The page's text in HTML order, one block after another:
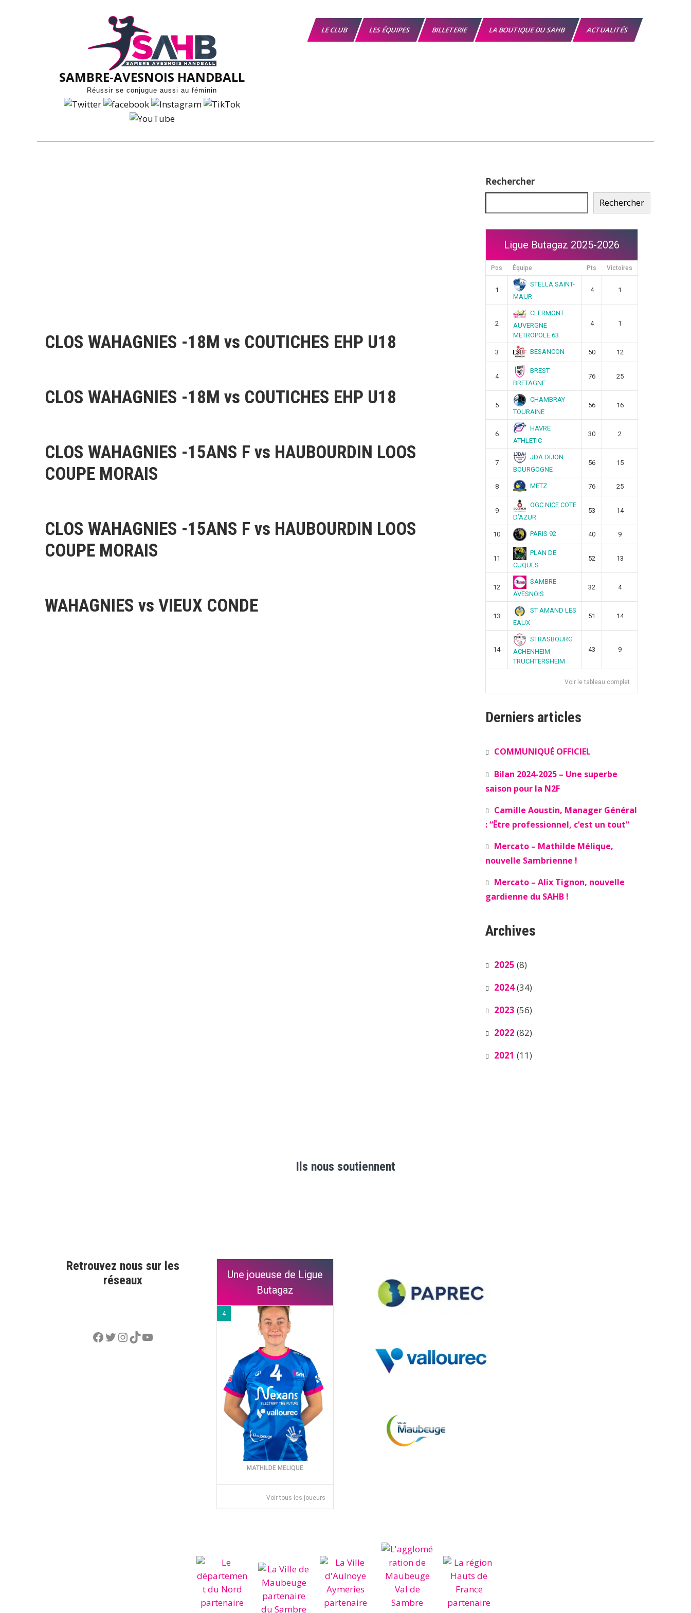
SAMBRE-AVESNOIS HANDBALL
Réussir se conjugue aussi au féminin
LE CLUB LES ÉQUIPES BILLETERIE LA BOUTIQUE DU SAHB ACTUALITÉS
CLOS WAHAGNIES -18M vs COUTICHES EHP U18
CLOS WAHAGNIES -18M vs COUTICHES EHP U18
CLOS WAHAGNIES -15ANS F vs HAUBOURDIN LOOS
COUPE MORAIS
CLOS WAHAGNIES -15ANS F vs HAUBOURDIN LOOS
COUPE MORAIS
WAHAGNIES vs VIEUX CONDE
Rechercher
Rechercher
Ligue Butagaz 2025-2026
Pos Équipe Pts Victoires
1
STELLA SAINT-
MAUR
4 1
2
CLERMONT
AUVERGNE
METROPOLE 63
4 1
3 BESANCON 50 12
4
BREST
BRETAGNE
76 25
5
CHAMBRAY
TOURAINE
56 16
6
HAVRE
ATHLETIC
30 2
7
JDA DIJON
BOURGOGNE
56 15
8 METZ 76 25
9
OGC NICE COTE
D’AZUR
53 14
10 PARIS 92 40 9
11
PLAN DE
CUQUES
52 13
12
SAMBRE
AVESNOIS
32 4
13
ST AMAND LES
EAUX
51 14
14
STRASBOURG
ACHENHEIM
TRUCHTERSHEIM
43 9
Voir le tableau complet
Derniers articles
COMMUNIQUÉ OFFICIEL
Bilan 2024-2025 – Une superbe
saison pour la N2F
Camille Aoustin, Manager Général
: “Être professionnel, c’est un tout”
Mercato – Mathilde Mélique,
nouvelle Sambrienne !
Mercato – Alix Tignon, nouvelle
gardienne du SAHB !
Archives
2025 (8)
2024(34)
2023 (56)
2022 (82)
2021 (11)
Ils nous soutiennent
Retrouvez nous sur les
réseaux
Facebook
Twitter
Instagram
TikTok
YouTube
Une joueuse de Ligue
Butagaz
4
MATHILDE MELIQUE
Voir tous les joueurs